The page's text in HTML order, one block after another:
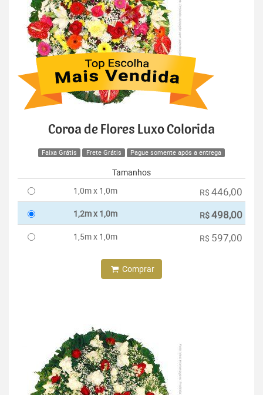
Coroa de Flores Luxo Colorida
Faixa Grátis Frete Grátis Pague somente após a entrega
Tamanhos
1,0m x 1,0m
R$ 446,00
1,2m x 1,0m R$498,00
1,5m x 1,0m R$ 597,00
Comprar